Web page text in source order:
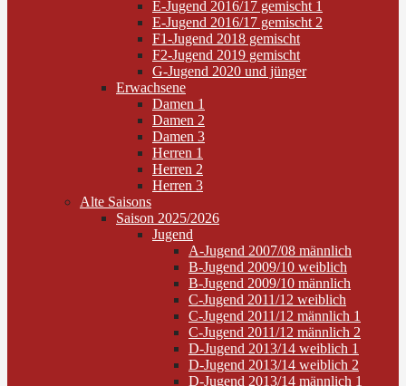
E-Jugend 2016/17 gemischt 1
E-Jugend 2016/17 gemischt 2
F1-Jugend 2018 gemischt
F2-Jugend 2019 gemischt
G-Jugend 2020 und jünger
Erwachsene
Damen 1
Damen 2
Damen 3
Herren 1
Herren 2
Herren 3
Alte Saisons
Saison 2025/2026
Jugend
A-Jugend 2007/08 männlich
B-Jugend 2009/10 weiblich
B-Jugend 2009/10 männlich
C-Jugend 2011/12 weiblich
C-Jugend 2011/12 männlich 1
C-Jugend 2011/12 männlich 2
D-Jugend 2013/14 weiblich 1
D-Jugend 2013/14 weiblich 2
D-Jugend 2013/14 männlich 1